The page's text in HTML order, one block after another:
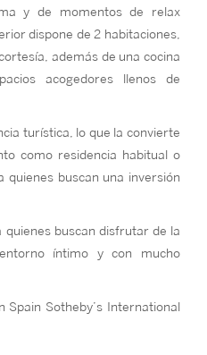
y de momentos de relax
dispone de 2 habitaciones,
además de una cocina
acogedores llenos de
turística, lo que la convierte
como residencia habitual o
quienes buscan una inversión
buscan disfrutar de la
íntimo y con mucho
Spain Sotheby’s International